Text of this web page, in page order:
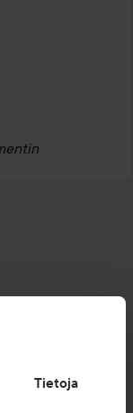
Tietoja